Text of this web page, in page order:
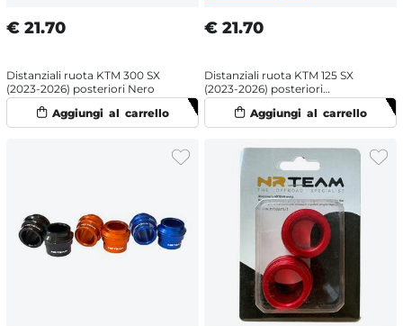
€ 21.70
Distanziali ruota KTM 300 SX
(2023-2026) posteriori Nero
€ 21.70
Distanziali ruota KTM 125 SX
(2023-2026) posteriori
Arancione